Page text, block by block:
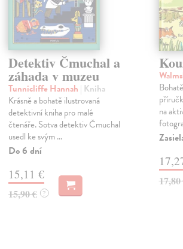
Detektiv Čmuchal a
záhada v muzeu
Tunnicliffe Hannah | Kniha
Krásně a bohatě ilustrovaná
detektivní kniha pro malé
čtenáře. Sotva detektiv Čmuchal
usedl ke svým ...
Do 6 dní
15,11 €
15,90 € ?
na
17,80